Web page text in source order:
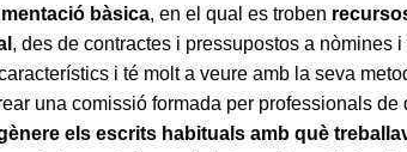
bàsica, en el qual es troben
, des de contractes i pressupostos a nòmines
i té molt a veure amb la seva
una comissió formada per professionals
els escrits habituals amb què